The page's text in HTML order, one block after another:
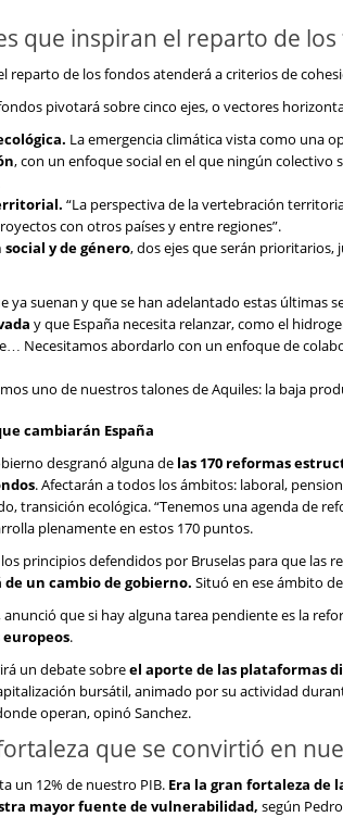
que inspiran el reparto de
reparto de los fondos atenderá a criterios de
pivotará sobre cinco ejes, o vectores
La emergencia climática vista como una
, con un enfoque social en el que ningún
“La perspectiva de la vertebración
con otros países y entre regiones”.
y de género, dos ejes que serán
ya suenan y que se han adelantado estas últimas
y que España necesita relanzar, como el
Necesitamos abordarlo con un enfoque de
uno de nuestros talones de Aquiles: la baja
cambiarán España
desgranó alguna de las 170 reformas
. Afectarán a todos los ámbitos: laboral,
transición ecológica. “Tenemos una agenda de
plenamente en estos 170 puntos.
principios defendidos por Bruselas para que las
un cambio de gobierno. Situó en ese ámbito
que si hay alguna tarea pendiente es la
.
un debate sobreel aporte de las plataformas
bursátil, animado por su actividad
operan, opinó Sanchez.
que se convirtió en
un 12% de nuestro PIB. Era la gran fortaleza de
mayor fuente de vulnerabilidad, según